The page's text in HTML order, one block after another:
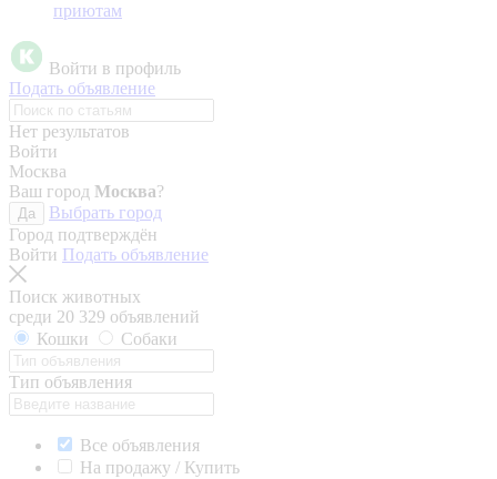
приютам
Войти в профиль
Подать объявление
Нет результатов
Войти
Москва
Ваш город Москва?
Да
Выбрать город
Город подтверждён
Войти Подать объявление
Поиск животных
среди 20 329 объявлений
Кошки
Собаки
Тип объявления
Все объявления
На продажу / Купить